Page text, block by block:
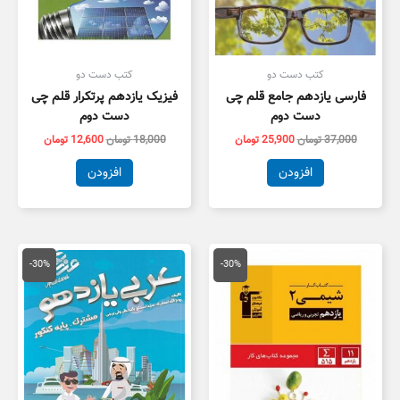
کتب دست دو
فارسی یازدهم جامع قلم چی
دست دوم
37,000تومان25,900تومان
افزودن
کتب دست دو
فیزیک یازدهم پرتکرار قلم چی
دست دوم
18,000تومان12,600 تومان
افزودن
-30%
اصلی
15,000 تومان
بود.
قیمت
فعلی
10,500 تومان
-30%
قیمت
23,000 تومان
بود.
قیمت
فعلی
است.